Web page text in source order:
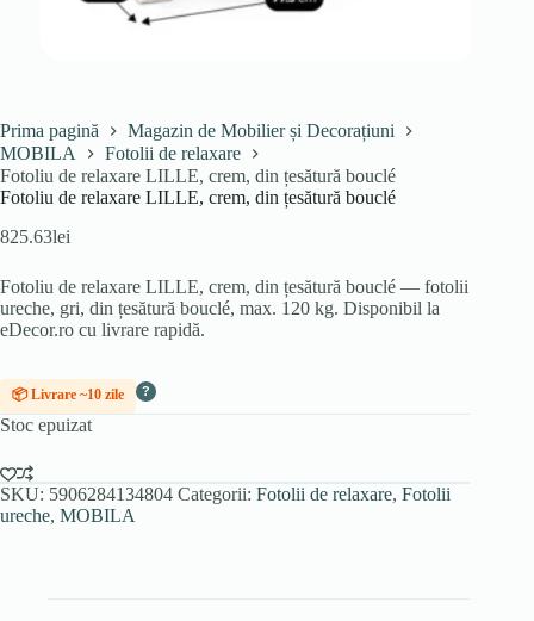
Prima pagină
Magazin de Mobilier și Decorațiuni
MOBILA
Fotolii de relaxare
Fotoliu de relaxare LILLE, crem, din țesătură bouclé
Fotoliu de relaxare LILLE, crem, din țesătură bouclé
825.63lei
Fotoliu de relaxare LILLE, crem, din țesătură bouclé — fotolii
ureche, gri, din țesătură bouclé, max. 120 kg. Disponibil la
eDecor.ro cu livrare rapidă.
📦 Livrare ~10 zile ?
Stoc epuizat
SKU: 5906284134804 Categorii: Fotolii de relaxare, Fotolii
ureche, MOBILA